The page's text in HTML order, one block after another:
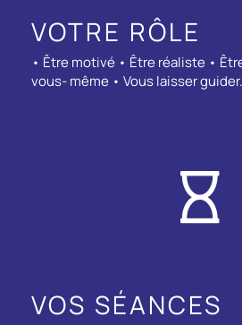
VOTRE RÔLE
• Être motivé • Être réaliste •
vous- même • Vous laisser guider.
VOS SÉANCES